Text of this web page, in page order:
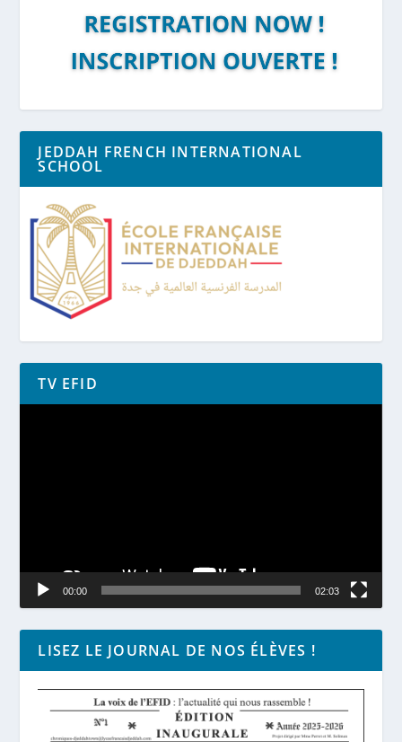
JEDDAH FRENCH INTERNATIONAL
SCHOOL
TV EFID
Lecteur
00:00 02:03
LISEZ LE JOURNAL DE NOS ÉLÈVES !